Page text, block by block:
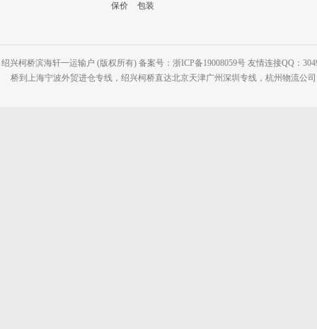
保价
包装
绍兴柯桥滨海轩一运输户 (版权所有) 备案号：浙ICP备19008059号 友情连接QQ：
桥到上海宁波外贸进仓专线，绍兴柯桥直达北京天津广州深圳专线，杭州物流公